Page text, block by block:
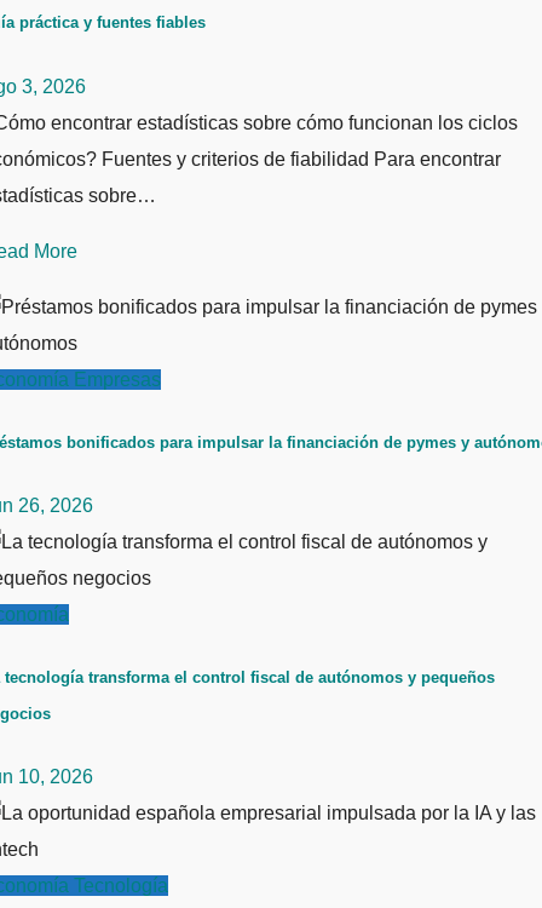
práctica y fuentes fiables
3, 2026
encontrar estadísticas sobre cómo funcionan los ciclos
Fuentes y criterios de fiabilidad Para encontrar
sobre…
More
Empresas
bonificados para impulsar la financiación de pymes y
26, 2026
tecnología transforma el control fiscal de autónomos y pequeños
10, 2026
Tecnología